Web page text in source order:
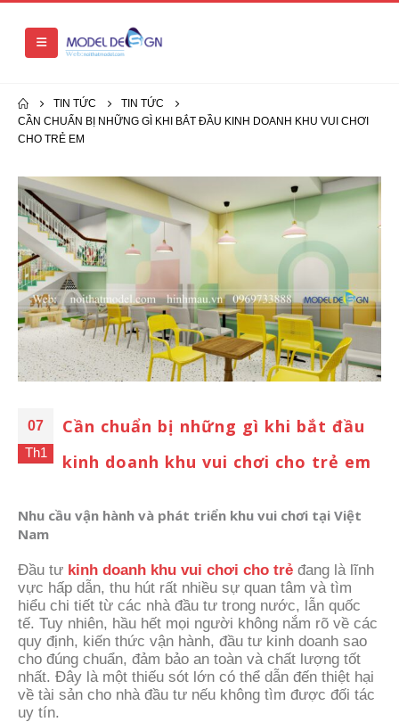
TIN TỨC
TIN TỨC
CẦN CHUẨN BỊ NHỮNG GÌ KHI BẮT ĐẦU KINH DOANH KHU VUI CHƠI
CHO TRẺ EM
07
Th1
Cần chuẩn bị những gì khi bắt đầu
kinh doanh khu vui chơi cho trẻ em
Nhu cầu vận hành và phát triển khu vui chơi tại Việt
Nam
Đầu tư kinh doanh khu vui chơi cho trẻ đang là lĩnh
vực hấp dẫn, thu hút rất nhiều sự quan tâm và tìm
hiểu chi tiết từ các nhà đầu tư trong nước, lẫn quốc
tế. Tuy nhiên, hầu hết mọi người không nắm rõ về các
quy định, kiến thức vận hành, đầu tư kinh doanh sao
cho đúng chuẩn, đảm bảo an toàn và chất lượng tốt
nhất. Đây là một thiếu sót lớn có thể dẫn đến thiệt hại
về tài sản cho nhà đầu tư nếu không tìm được đối tác
uy tín.